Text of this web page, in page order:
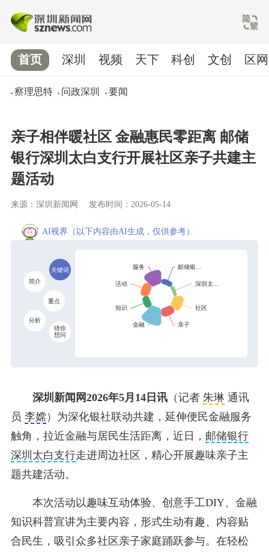
首页
察理思特 问政深圳 要闻
深圳 视频 天下 科创 文创 区网
亲子相伴暖社区 金融惠民零距离 邮储
银行深圳太白支行开展社区亲子共建主
题活动
来源：深圳新闻网 发布时间：2026-05-14
AI视界 （以下内容由AI生成，仅供参考）
关键词
简介
重点
分析
猜你
想问
深圳新闻网2026年5月14日讯（记者 朱琳通讯
员 李嫦 ）为深化银社联动共建，延伸便民金融服务
触角，拉近金融与居民生活距离，近日， 邮储银行
深圳太白支行走进周边社区，精心开展趣味亲子主
题共建活动。
本次活动以趣味互动体验、创意手工DIY、金融
知识科普宣讲为主要内容，形式生动有趣、内容贴
合民生，吸引众多社区亲子家庭踊跃参与。在轻松